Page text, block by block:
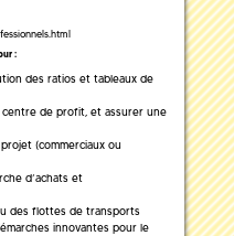
:
des ratios et tableaux de
centre de profit, et assurer une
(commerciaux ou
d’achats et
des flottes de transports
innovantes pour le